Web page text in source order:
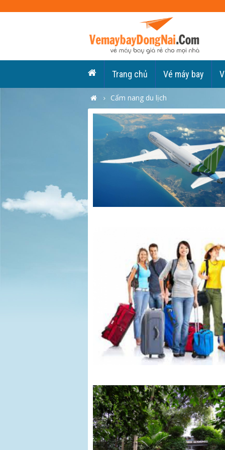
Trang chủ Vé máy bay
Cẩm nang du lịch